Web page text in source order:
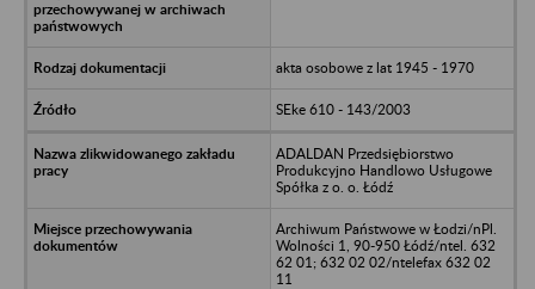
akta osobowe z lat 1945 - 1970
SEke 610 - 143/2003
ADALDAN Przedsiębiorstwo
Produkcyjno Handlowo Usługowe
Spółka z o. o. Łódź
Archiwum Państwowe w Łodzi/nPl.
Wolności 1, 90-950 Łódź/ntel. 632
62 01; 632 02 02/ntelefax 632 02
11